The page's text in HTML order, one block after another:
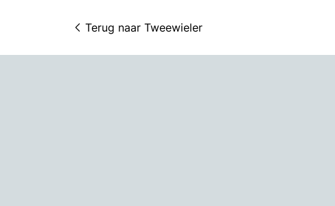
Terug naar Tweewieler